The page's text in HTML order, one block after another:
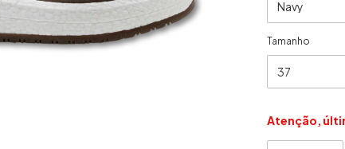
Tamanho
Atenção,